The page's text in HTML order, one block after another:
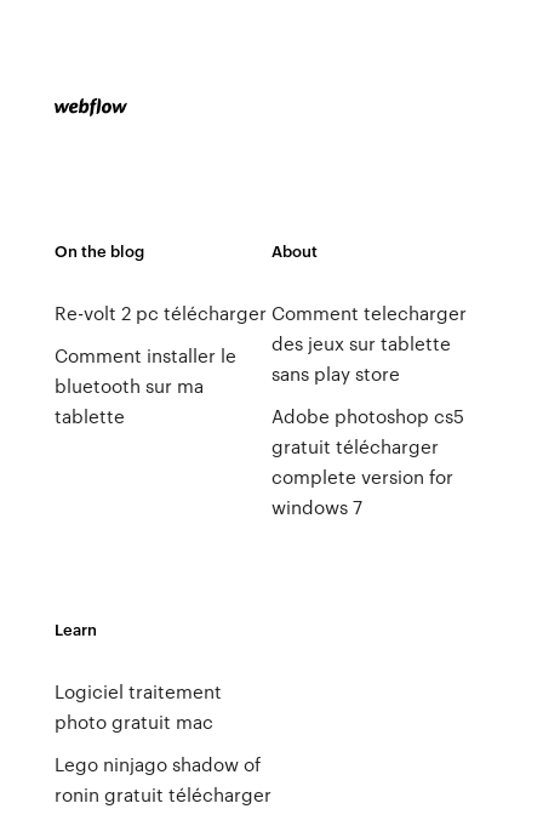
On the blog
Re-volt 2 pc télécharger
Comment installer le
bluetooth sur ma
tablette
About
Comment telecharger
des jeux sur tablette
sans play store
Adobe photoshop cs5
gratuit télécharger
complete version for
windows 7
Learn
Logiciel traitement
photo gratuit mac
Lego ninjago shadow of
ronin gratuit télécharger